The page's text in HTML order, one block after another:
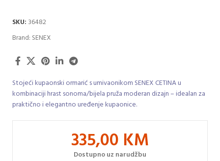
SKU: 36482
Brand: SENEX
Stojeći kupaonski ormarić s umivaonikom SENEX CETINA u
kombinaciji hrast sonoma/bijela pruža moderan dizajn – idealan za
praktično i elegantno uređenje kupaonice.
335,00 KM
Dostupno uz narudžbu